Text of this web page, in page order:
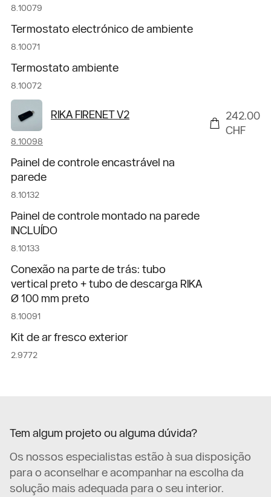
8.10079
Termostato electrónico de ambiente
8.10071
Termostato ambiente
8.10072
RIKA FIRENET V2
8.10098
242.00
CHF
Painel de controle encastrável na
parede
8.10132
Painel de controle montado na parede
INCLUÍDO
8.10133
Conexão na parte de trás: tubo
vertical preto + tubo de descarga RIKA
Ø 100 mm preto
8.10091
Kit de ar fresco exterior
2.9772
Tem algum projeto ou alguma dúvida?
Os nossos especialistas estão à sua disposição
para o aconselhar e acompanhar na escolha da
solução mais adequada para o seu interior.